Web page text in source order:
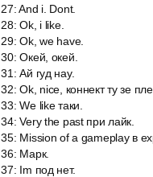
27:And i. Dont.
28:Ok, i like.
29:Ok, we have.
30:Окей, окей.
31 :Ай гуд нау.
32:Ok, nice, коннект ту зе
33:We like таки.
34:Very the past при лайк.
35: Mission of a gameplay в
36: Марк.
37: Im под нет.